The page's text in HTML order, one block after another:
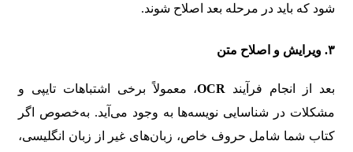
شود که باید در مرحله بعد اصلاح شوند.
۳. ویرایش و اصلاح متن
بعد از انجام فرآیند OCR، معمولاً برخی اشتباهات تایپی و
مشکلات در شناسایی نویسه‌ها به وجود می‌آید. به‌خصوص اگر
کتاب شما شامل حروف خاص، زبان‌های غیر از زبان انگلیسی،